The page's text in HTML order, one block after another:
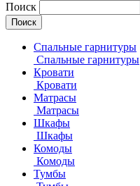
Поиск
Спальные гарнитуры
Спальные гарнитуры
Кровати
Кровати
Матрасы
Матрасы
Шкафы
Шкафы
Комоды
Комоды
Тумбы